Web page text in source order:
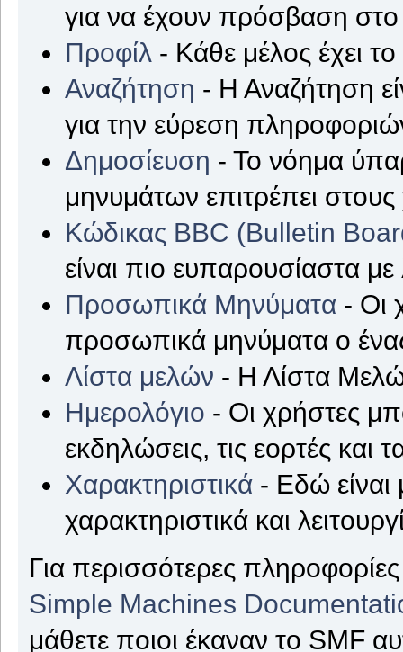
για να έχουν πρόσβαση
Προφίλ - Κάθε μέλος έχει
Αναζήτηση - Η Αναζήτηση
για την εύρεση
Δημοσίευση - Το νόημα
μηνυμάτων επιτρέπει
Κώδικας BBC (Bulletin
είναι πιο ευπαρουσίαστα
Προσωπικά Μηνύματα - Οι
προσωπικά μηνύματα ο
Λίστα μελών - Η Λίστα
Ημερολόγιο - Οι χρήστες
εκδηλώσεις, τις εορτές και
Χαρακτηριστικά - Εδώ είναι
χαρακτηριστικά και
Για περισσότερες
Simple Machines
μάθετε ποιοι έκαναν το SMF